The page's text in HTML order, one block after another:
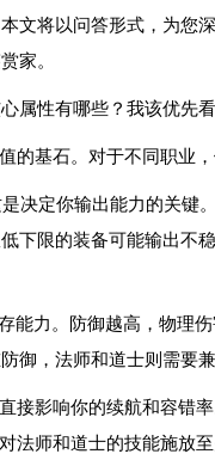
文将以问答形式，为您
家。
属性有哪些？我该优先
的基石。对于不同职业，
决定你输出能力的关键
下限的装备可能输出不
能力。防御越高，物理
御，法师和道士则需要兼
接影响你的续航和容错
法师和道士的技能施放至